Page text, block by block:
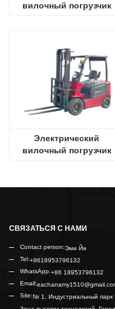
вилочный погрузчик
Электрический
вилочный погрузчик
СВЯЗАТЬСЯ С НАМИ
Contact person:Эми Йи
Tel:+8618953796132
WhatsApp:+86 18953796132
Email:
Site:№ 1, Индустриальный парк